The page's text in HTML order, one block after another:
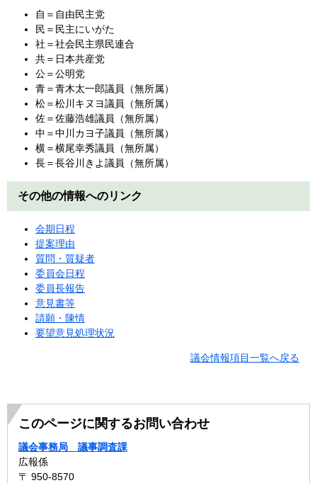
自＝自由民主党
民＝民主にいがた
社＝社会民主県民連合
共＝日本共産党
公＝公明党
青＝青木太一郎議員（無所属）
松＝松川キヌヨ議員（無所属）
佐＝佐藤浩雄議員（無所属）
中＝中川カヨ子議員（無所属）
横＝横尾幸秀議員（無所属）
長＝長谷川きよ議員（無所属）
その他の情報へのリンク
会期日程
提案理由
質問・質疑者
委員会日程
委員長報告
意見書等
請願・陳情
要望意見処理状況
議会情報項目一覧へ戻る
このページに関するお問い合わせ
議会事務局 議事調査課
広報係
〒 950-8570